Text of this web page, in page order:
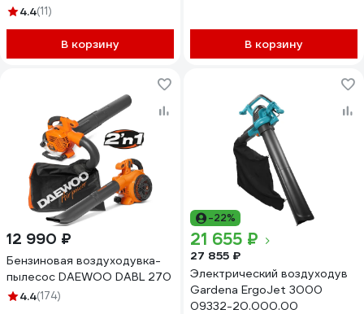
06008B1001
4.4(11)
В корзину В корзину
12 990 ₽
Бензиновая воздуходувка-
пылесос DAEWOO DABL 270
4.4(174)
-22%
21 655 ₽
27 855 ₽
Электрический воздуходув
Gardena ErgoJet 3000
09332-20.000.00